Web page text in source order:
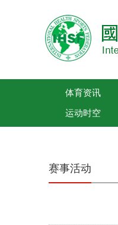
体育资讯
运动时空
赛事活动